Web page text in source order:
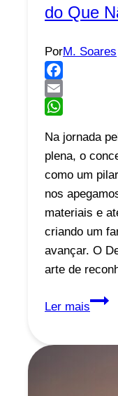
do Que
PorM. Soares
Na jornada
plena, o
como um
nos
materiais e
criando um
avançar. O
arte de
Ler mais